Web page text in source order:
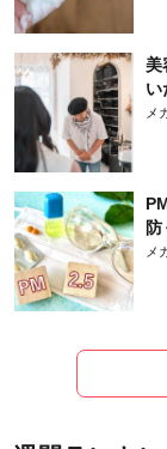
美
い
メ
防
メ